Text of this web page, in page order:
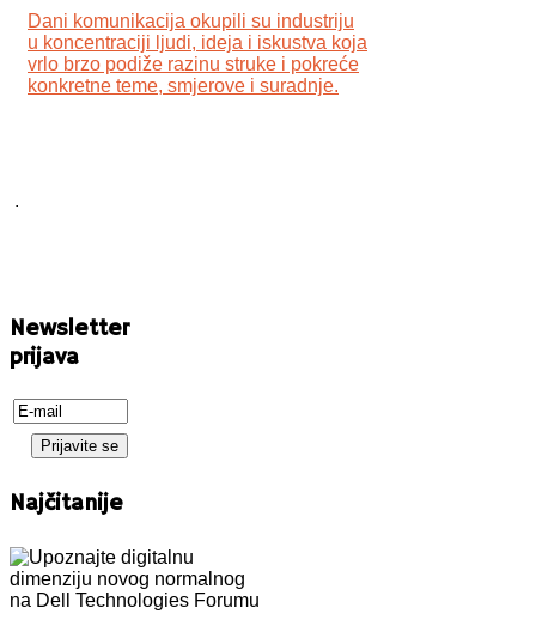
Dani komunikacija okupili su industriju
u koncentraciji ljudi, ideja i iskustva koja
vrlo brzo podiže razinu struke i pokreće
konkretne teme, smjerove i suradnje.
.
Newsletter
prijava
Najčitanije